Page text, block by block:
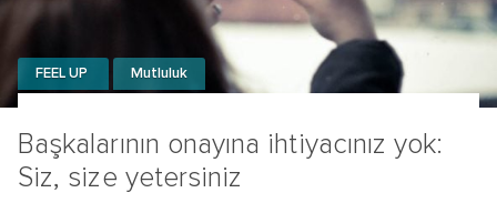
Başkalarının onayına ihtiyacınız yok:
Siz, size yetersiniz
FEEL UP Mutluluk